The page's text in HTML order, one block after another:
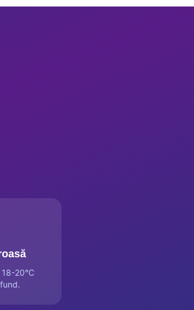
20°C